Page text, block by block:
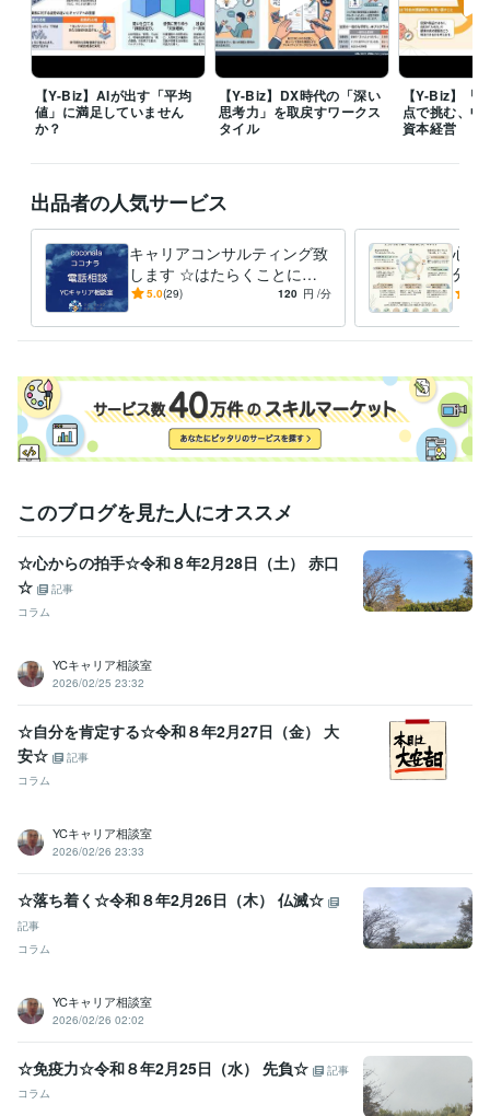
株式会社ナムコ 1980年6月 ~ 1985年2月 1985年3月 ~ 1988年2月
1988年3月 ~ 1990年2月 1990年3月 ~ 1991年2月 1991年3月 ~ 2
005年2月 2005年3月 ~ 2008年2月
株式会社バンダイナムコホールディングス 2008年3月 ~ 2014年2月
ワイ・キャリアサポーターズ 2014年3月 ~ 現在
資格・検定
キャリアコンサルタント
年
昇降機検査資格者
プログラミング言語・フレームワーク
C:5年 C++:5年 HTML:20年Java:10年 JavaScript:10年
PHP:5年
PL/SQL:3年SQL:3年
ビジネス・クリエイティブツール
Google スプレッドシート:5年
Google ドキュメント:5年Numbers:10年Pages:10年
PowerPoint:10年
Word:10年STORES:1年弥生会計:1年
Google Analytics:5年Microsoft Project:4年ChatGPT:2年Bard:1年
その他ツール
ジョブカード:7年
悩み相談・カウンセリング
キャリアカウンセリング・コンサルティ
ング
学歴
日本工業大学 1976年3月 ~ 1980年2月
【Y-Biz】AIが出す「平均
値」に満足していません
か？
【Y-Biz】DX時代の「深い
思考力」を取戻すワークス
タイル
【Y-Biz】「
点で挑む、中
資本経営
出品者の人気サービス
キャリアコンサルティング致
します ☆はたらくことにつ
いての相談相手☆
5.0(29) 120 円 /分
心の
分を
変え
このブログを見た人にオススメ
☆心からの拍手☆令和８年2月28日（土） 赤口
☆
記事
コラム
YCキャリア相談室
2026/02/25 23:32
☆自分を肯定する☆令和８年2月27日（金） 大
安☆
記事
コラム
YCキャリア相談室
2026/02/26 23:33
☆落ち着く☆令和８年2月26日（木） 仏滅☆
記事
コラム
YCキャリア相談室
2026/02/26 02:02
☆免疫力☆令和８年2月25日（水） 先負☆
記事
コラム